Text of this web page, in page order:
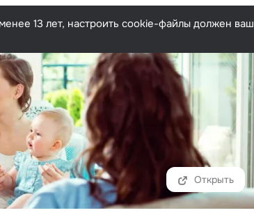
13 лет, настроить cookie-файлы должен ваш
Открыть